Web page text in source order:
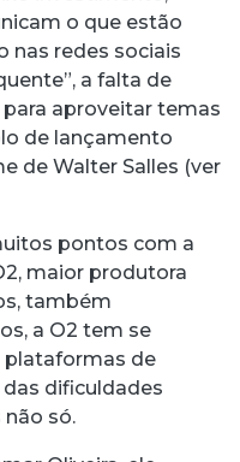
o que estão
nas redes sociais
a falta de
aproveitar temas
de lançamento
de Walter Salles (ver
pontos com a
maior produtora
também
a O2 tem se
plataformas de
dificuldades
só.